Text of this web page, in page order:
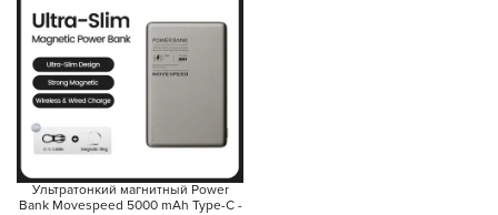
Ультратонкий магнитный Power
Bank Movespeed 5000 mAh Type-C -